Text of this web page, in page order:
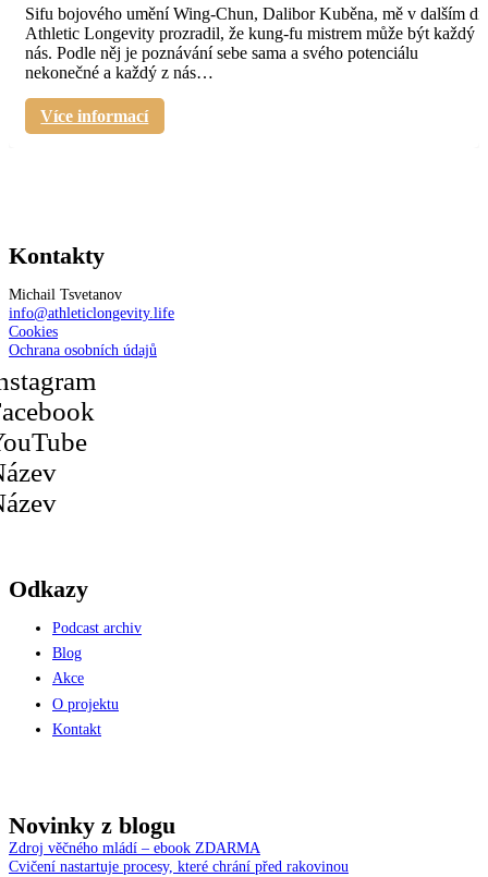
Sifu bojového umění Wing-Chun, Dalibor Kuběna, mě v dalším
Athletic Longevity prozradil, že kung-fu mistrem může být každý z
nás. Podle něj je poznávání sebe sama a svého potenciálu
nekonečné a každý z nás…
Více informací
Kontakty
Michail Tsvetanov
info@athleticlongevity.life
Cookies
Ochrana osobních údajů
Odkazy
Podcast archiv
Blog
Akce
O projektu
Kontakt
Novinky z blogu
Zdroj věčného mládí – ebook ZDARMA
Cvičení nastartuje procesy, které chrání před rakovinou